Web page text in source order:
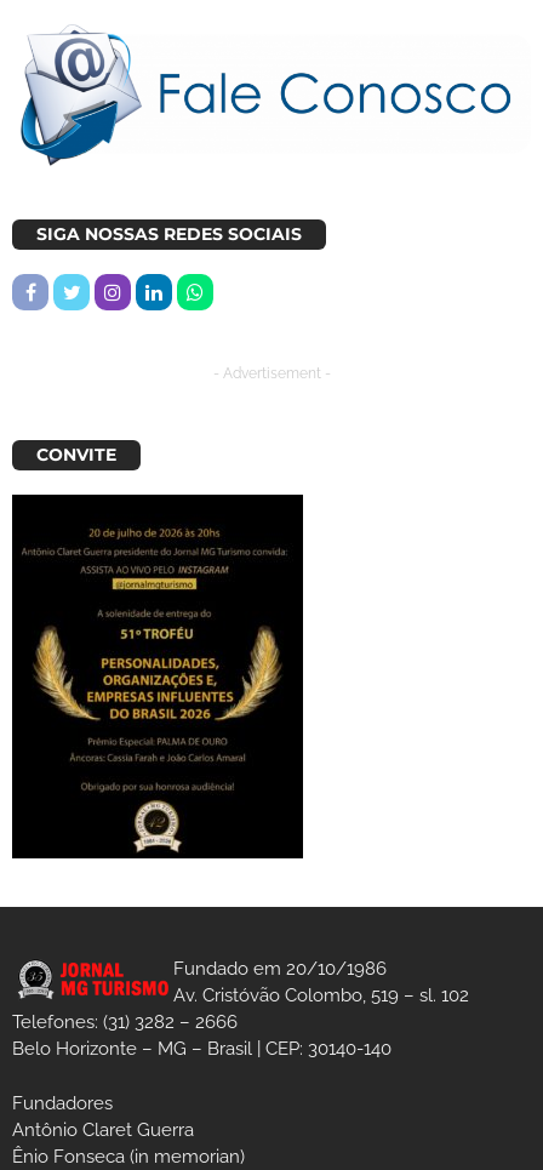
SIGA NOSSAS REDES SOCIAIS
- Advertisement -
CONVITE
Fundado em 20/10/1986
Av. Cristóvão Colombo, 519 – sl. 102
Telefones: (31) 3282 – 2666
Belo Horizonte – MG – Brasil | CEP: 30140-140
Fundadores
Antônio Claret Guerra
Ênio Fonseca (in memorian)